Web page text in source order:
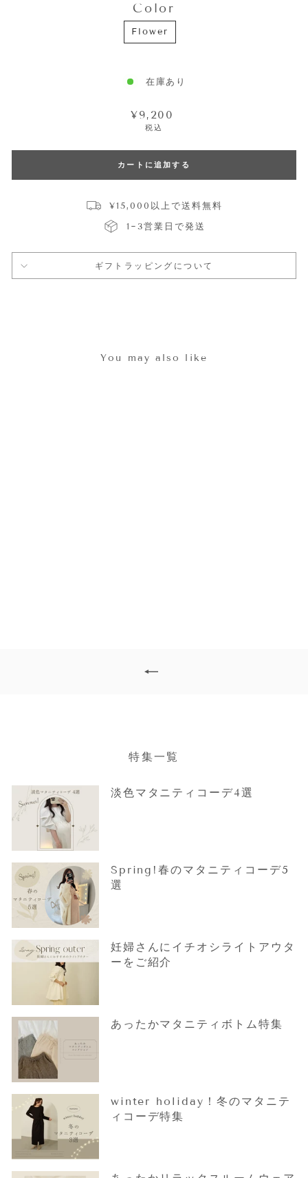
Color
Flower
在庫あり
通
格
¥9,200
税込
カートに追加する
¥15,000以上で送料無料
1~3営業日で発送
ギフトラッピングについて
You may also like
特集一覧
淡色マタニティコーデ4選
Spring!春のマタニティコーデ5
選
妊婦さんにイチオシライトアウタ
ーをご紹介
あったかマタニティボトム特集
winter holiday！冬のマタニテ
ィコーデ特集